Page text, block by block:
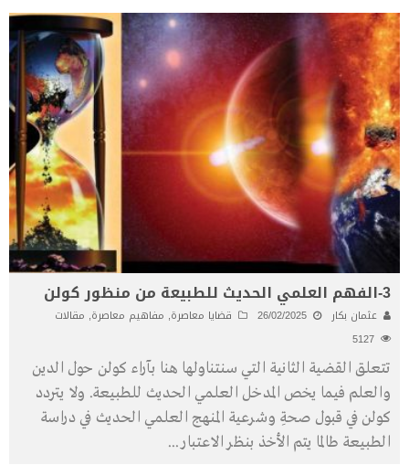
3-الفهم العلمي الحديث للطبيعة من منظور كولن
عثمان بكار 26/02/2025 قضايا معاصرة, مفاهيم معاصرة, مقالات
تتعلق القضية الثانية التي سنتناولها هنا بآراء كولن حول الدين
والعلم فيما يخص المدخل العلمي الحديث للطبيعة. ولا يتردد
كولن في قبول صحةِ وشرعية المنهج العلمي الحديث في دراسة
الطبيعة طالما يتم الأخذ بنظر الاعتبار...